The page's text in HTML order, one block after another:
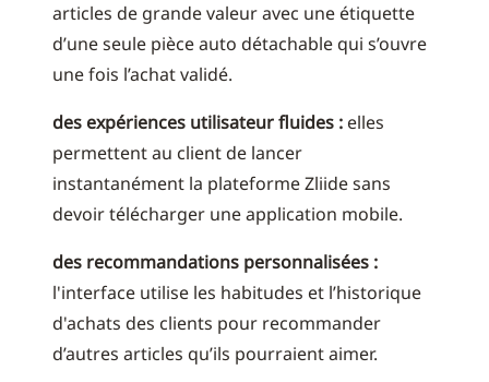
articles de grande valeur avec une étiquette
d’une seule pièce auto détachable qui s’ouvre
une fois l’achat validé.
des expériences utilisateur fluides : elles
permettent au client de lancer
instantanément la plateforme Zliide sans
devoir télécharger une application mobile.
des recommandations personnalisées :
l'interface utilise les habitudes et l’historique
d'achats des clients pour recommander
d’autres articles qu’ils pourraient aimer.